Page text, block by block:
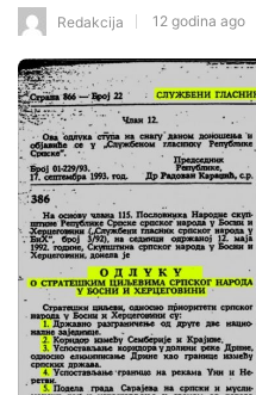
Redakcija 12 godina ago